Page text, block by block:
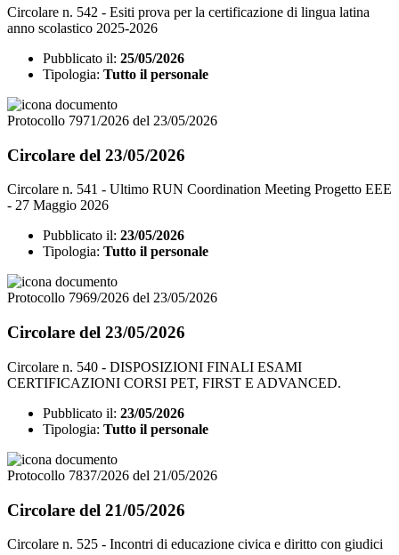
Circolare n. 542 - Esiti prova per la certificazione di lingua latina
anno scolastico 2025-2026
Pubblicato il: 25/05/2026
Tipologia: Tutto il personale
Protocollo 7971/2026 del 23/05/2026
Circolare del 23/05/2026
Circolare n. 541 - Ultimo RUN Coordination Meeting Progetto EEE
- 27 Maggio 2026
Pubblicato il: 23/05/2026
Tipologia: Tutto il personale
Protocollo 7969/2026 del 23/05/2026
Circolare del 23/05/2026
Circolare n. 540 - DISPOSIZIONI FINALI ESAMI
CERTIFICAZIONI CORSI PET, FIRST E ADVANCED.
Pubblicato il: 23/05/2026
Tipologia: Tutto il personale
Protocollo 7837/2026 del 21/05/2026
Circolare del 21/05/2026
Circolare n. 525 - Incontri di educazione civica e diritto con giudici